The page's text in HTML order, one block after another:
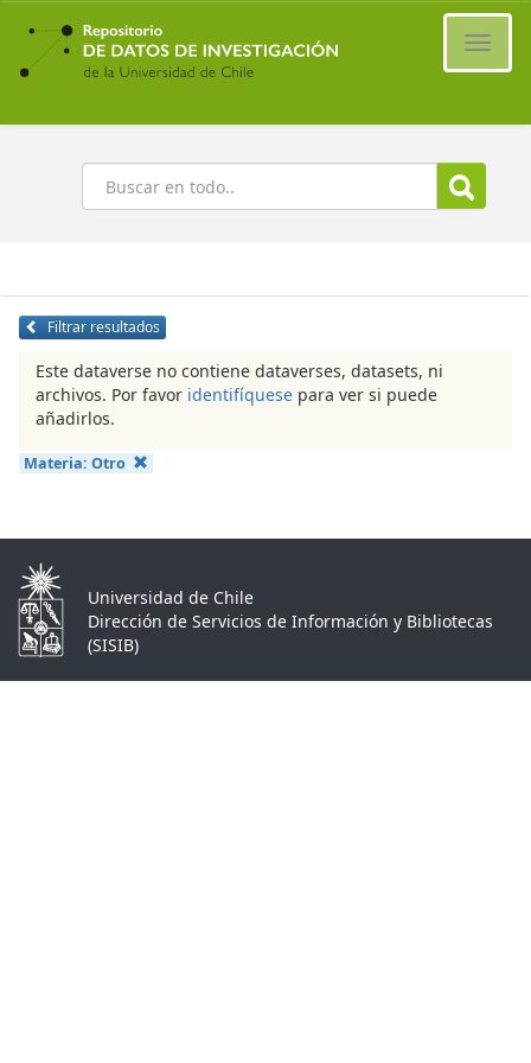
Ir
contenido
principal
Buscar
Filtrar resultados
Este dataverse no contiene dataverses, datasets, ni
archivos. Por favor identifíquese para ver si puede
añadirlos.
Materia: Otro
Universidad de Chile
Dirección de Servicios de Información y Bibliotecas
(SISIB)